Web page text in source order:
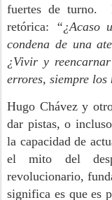
fuertes de turno.
retórica:
“¿Acaso
condena de una
¿Vivir y
errores, siempre los
Hugo Chávez y
dar pistas, o
la capacidad de
el mito del
revolucionario,
significa es que es